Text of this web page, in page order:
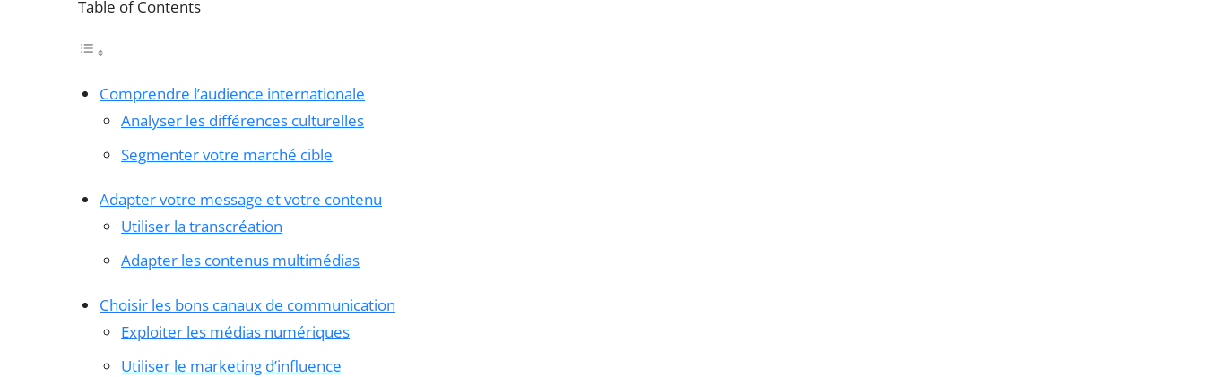
Table of Contents
Comprendre l’audience internationale
Analyser les différences culturelles
Segmenter votre marché cible
Adapter votre message et votre contenu
Utiliser la transcréation
Adapter les contenus multimédias
Choisir les bons canaux de communication
Exploiter les médias numériques
Utiliser le marketing d’influence